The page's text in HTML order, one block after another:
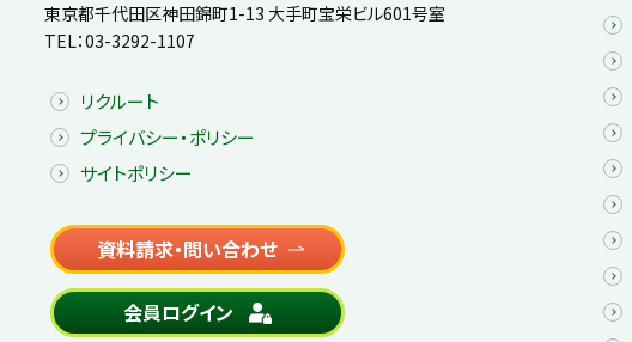
東京都千代田区神田錦町1-13 大手町宝栄ビル601号室
TEL：03-3292-1107
リクルート
プライバシー・ポリシー
サイトポリシー
資料請求・問い合わせ
会員ログイン